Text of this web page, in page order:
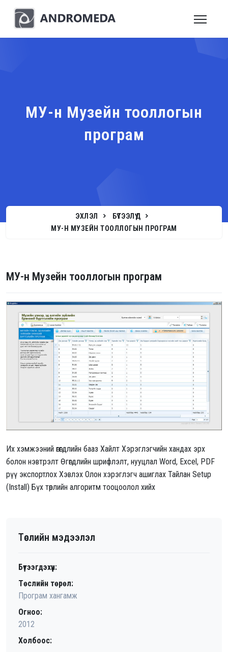
МУ-н Музейн тооллогын
програм
ЭХЛЭЛ
БҮТЭЭЛҮҮД
МУ-Н МУЗЕЙН ТООЛЛОГЫН ПРОГРАМ
МУ-н Музейн тооллогын програм
Их хэмжээний өгөгдлийн бааз Хайлт Хэрэглэгчийн хандах эрх
болон нэвтрэлт Өгөгдлийн шрифлэлт, нууцлал Word, Excel, PDF
рүү экспортлох Хэвлэх Олон хэрэглэгч ашиглах Тайлан Setup
(Install) Бүх төрлийн алгоритм тооцоолол хийх
Төслийн мэдээлэл
Бүтээгдэхүүн:
Төслийн төрөл:
Програм хангамж
Огноо:
2012
Холбоос: